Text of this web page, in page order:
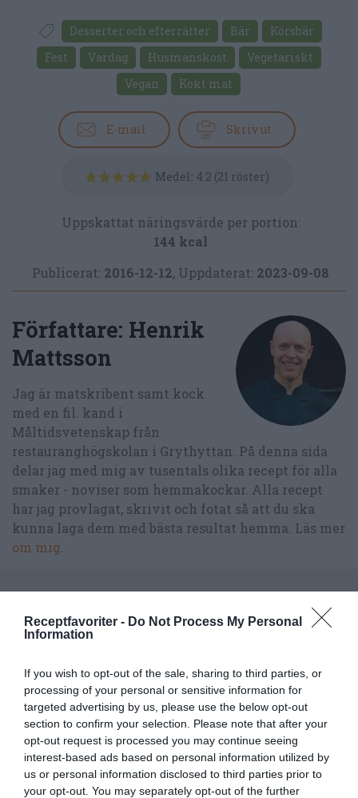
Receptfavoriter - Do Not Process My Personal
Information
If you wish to opt-out of the sale, sharing to third parties, or
processing of your personal or sensitive information for
targeted advertising by us, please use the below opt-out
section to confirm your selection. Please note that after your
opt-out request is processed you may continue seeing
interest-based ads based on personal information utilized by
us or personal information disclosed to third parties prior to
your opt-out. You may separately opt-out of the further
Desserter och efterrätter Bär
Körsbär
Fest
Vardag Husmanskost
Vegetariskt
Vegan
Kokt mat
E-mail Skriv ut
Medel: 4.2 (21 röster)
Uppskattat näringsvärde per portion:
144 kcal
Publicerat: 2016-12-12, Uppdaterat: 2023-09-08
Författare: Henrik
Mattsson
Jag är matskribent samt kock
med en fil. kand i
Måltidsvetenskap från
restauranghögskolan i Grythyttan. På denna sida
delar jag med mig av tusentals olika recept för alla
smaker - noviser som hemmakockar. Alla recept
har jag provlagat, skrivit och fotat så att du ska
kunna laga dem med bästa resultat hemma. Läs mer
om mig
Tillbehör och liknande:
RECEPT